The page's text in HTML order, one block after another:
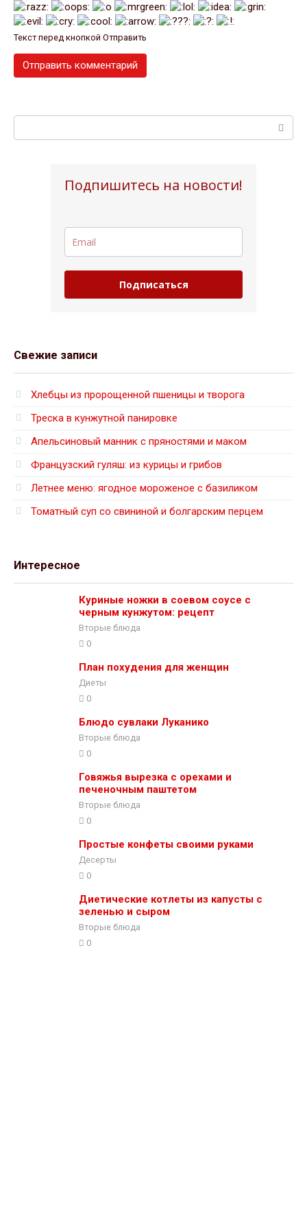
Текст перед кнопкой Отправить
Подпишитесь на новости!
Подписаться
Свежие записи
Хлебцы из пророщенной пшеницы и творога
Треска в кунжутной панировке
Апельсиновый манник с пряностями и маком
Французский гуляш: из курицы и грибов
Летнее меню: ягодное мороженое с базиликом
Томатный суп со свининой и болгарским перцем
Интересное
Куриные ножки в соевом соусе с
черным кунжутом: рецепт
Вторые блюда
0
План похудения для женщин
Диеты
0
Блюдо сувлаки Луканико
Вторые блюда
0
Говяжья вырезка с орехами и
печеночным паштетом
Вторые блюда
0
Простые конфеты своими руками
Десерты
0
Диетические котлеты из капусты с
зеленью и сыром
Вторые блюда
0